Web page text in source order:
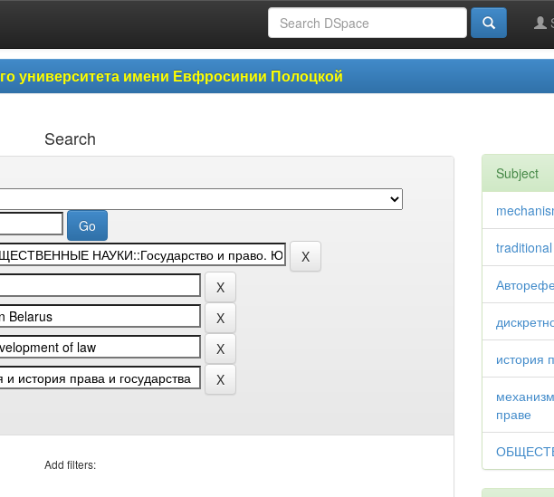
университета имени Евфросинии Полоцкой
Search
Add filters:
Subject
история
праве